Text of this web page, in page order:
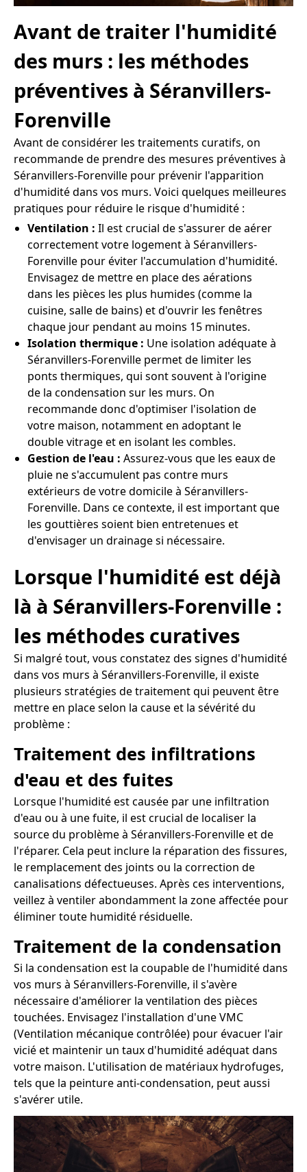
Avant de traiter l'humidité
des murs : les méthodes
préventives à Séranvillers-
Forenville
Avant de considérer les traitements curatifs, on
recommande de prendre des mesures préventives à
Séranvillers-Forenville pour prévenir l'apparition
d'humidité dans vos murs. Voici quelques meilleures
pratiques pour réduire le risque d'humidité :
Ventilation : Il est crucial de s'assurer de aérer
correctement votre logement à Séranvillers-
Forenville pour éviter l'accumulation d'humidité.
Envisagez de mettre en place des aérations
dans les pièces les plus humides (comme la
cuisine, salle de bains) et d'ouvrir les fenêtres
chaque jour pendant au moins 15 minutes.
Isolation thermique : Une isolation adéquate à
Séranvillers-Forenville permet de limiter les
ponts thermiques, qui sont souvent à l'origine
de la condensation sur les murs. On
recommande donc d'optimiser l'isolation de
votre maison, notamment en adoptant le
double vitrage et en isolant les combles.
Gestion de l'eau : Assurez-vous que les eaux de
pluie ne s'accumulent pas contre murs
extérieurs de votre domicile à Séranvillers-
Forenville. Dans ce contexte, il est important que
les gouttières soient bien entretenues et
d'envisager un drainage si nécessaire.
Lorsque l'humidité est déjà
là à Séranvillers-Forenville :
les méthodes curatives
Si malgré tout, vous constatez des signes d'humidité
dans vos murs à Séranvillers-Forenville, il existe
plusieurs stratégies de traitement qui peuvent être
mettre en place selon la cause et la sévérité du
problème :
Traitement des infiltrations
d'eau et des fuites
Lorsque l'humidité est causée par une infiltration
d'eau ou à une fuite, il est crucial de localiser la
source du problème à Séranvillers-Forenville et de
l'réparer. Cela peut inclure la réparation des fissures,
le remplacement des joints ou la correction de
canalisations défectueuses. Après ces interventions,
veillez à ventiler abondamment la zone affectée pour
éliminer toute humidité résiduelle.
Traitement de la condensation
Si la condensation est la coupable de l'humidité dans
vos murs à Séranvillers-Forenville, il s'avère
nécessaire d'améliorer la ventilation des pièces
touchées. Envisagez l'installation d'une VMC
(Ventilation mécanique contrôlée) pour évacuer l'air
vicié et maintenir un taux d'humidité adéquat dans
votre maison. L'utilisation de matériaux hydrofuges,
tels que la peinture anti-condensation, peut aussi
s'avérer utile.